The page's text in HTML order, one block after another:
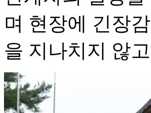
며 현장에 긴장
을 지나치지 않